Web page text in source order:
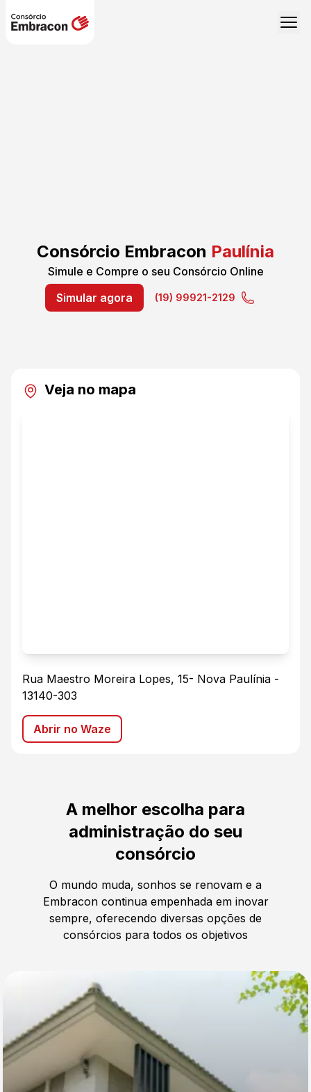
Consórcio Embracon Paulínia
Simule e Compre o seu Consórcio Online
Simular agora
(19) 99921-2129
Veja no mapa
Rua Maestro Moreira Lopes, 15- Nova Paulínia -
13140-303
Abrir no Waze
A melhor escolha para
administração do seu
consórcio
O mundo muda, sonhos se renovam e a
Embracon continua empenhada em inovar
sempre, oferecendo diversas opções de
consórcios para todos os objetivos